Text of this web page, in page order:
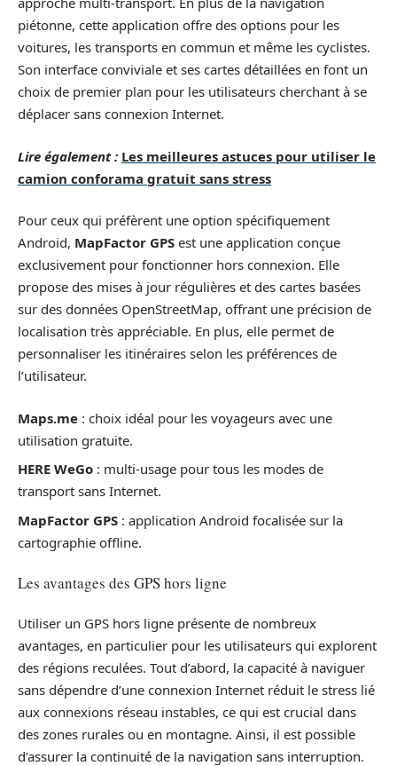
piétonne, cette application offre des options pour les
voitures, les transports en commun et même les cyclistes.
Son interface conviviale et ses cartes détaillées en font un
choix de premier plan pour les utilisateurs cherchant à se
déplacer sans connexion Internet.
Lire également : Les meilleures astuces pour utiliser le
camion conforama gratuit sans stress
Pour ceux qui préfèrent une option spécifiquement
Android, MapFactor GPS est une application conçue
exclusivement pour fonctionner hors connexion. Elle
propose des mises à jour régulières et des cartes basées
sur des données OpenStreetMap, offrant une précision de
localisation très appréciable. En plus, elle permet de
personnaliser les itinéraires selon les préférences de
l’utilisateur.
Maps.me : choix idéal pour les voyageurs avec une
utilisation gratuite.
HERE WeGo : multi-usage pour tous les modes de
transport sans Internet.
MapFactor GPS : application Android focalisée sur la
cartographie offline.
Les avantages des GPS hors ligne
Utiliser un GPS hors ligne présente de nombreux
avantages, en particulier pour les utilisateurs qui explorent
des régions reculées. Tout d’abord, la capacité à naviguer
sans dépendre d’une connexion Internet réduit le stress lié
aux connexions réseau instables, ce qui est crucial dans
des zones rurales ou en montagne. Ainsi, il est possible
d’assurer la continuité de la navigation sans interruption.